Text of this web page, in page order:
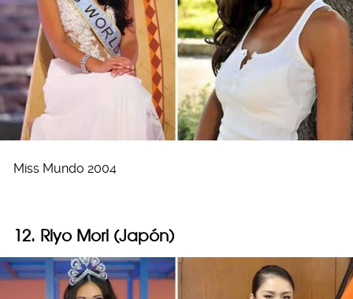
Miss Mundo 2004
12. Riyo Mori (Japón)